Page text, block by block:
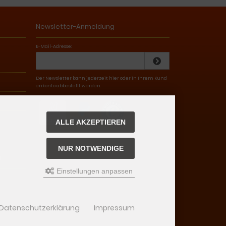
Newsletter-Anmeldung
E-Mail-Adresse:
Der Newsletter kann jederzeit hier oder in Ihrem Kund
enkonto abbestellt werden.
ALLE AKZEPTIEREN
NUR NOTWENDIGE
Einstellungen anpassen
Datenschutzerklärung Impressum